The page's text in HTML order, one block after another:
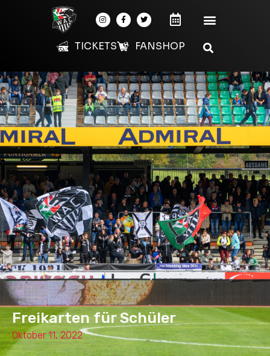
TICKETS FANSHOP
Freikarten für Schüler
Oktober 11, 2022